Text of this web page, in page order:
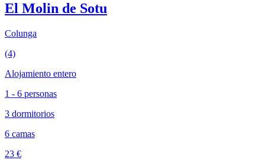
El Molin de Sotu
Colunga
(4)
Alojamiento entero
1 - 6 personas
3 dormitorios
6 camas
23 €